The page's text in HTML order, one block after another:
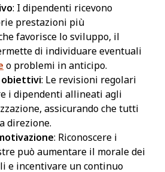
: I dipendenti ricevono
prestazioni più
favorisce lo sviluppo, il
di individuare eventuali
o problemi in anticipo.
obiettivi: Le revisioni regolari
i dipendenti allineati agli
assicurando che tutti
direzione.
: Riconoscere i
può aumentare il morale dei
e incentivare un continuo